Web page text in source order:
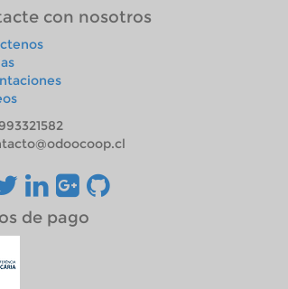
con nosotros
de pago